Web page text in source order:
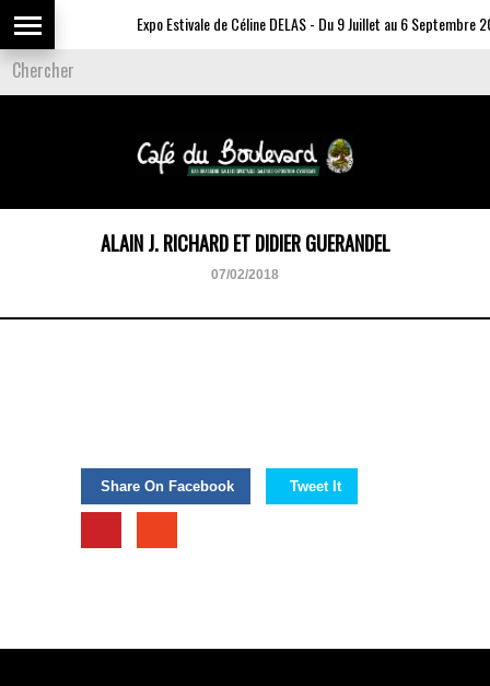
Expo Estivale de Céline DELAS - Du 9 Juillet au 6 Septembre
ALAIN J. RICHARD ET DIDIER GUERANDEL
07/02/2018
Share On Facebook Tweet It